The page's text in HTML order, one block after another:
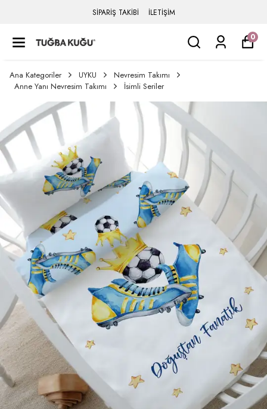
SİPARİŞ TAKİBİ İLETİŞİM
0
Ana Kategoriler UYKU
Nevresim Takımı
Anne Yanı Nevresim Takımı
İsimli Seriler